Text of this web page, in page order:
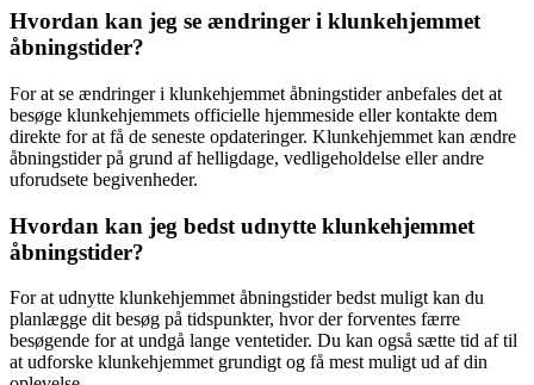
Hvordan kan jeg se ændringer i klunkehjemmet
åbningstider?
For at se ændringer i klunkehjemmet åbningstider anbefales det at
besøge klunkehjemmets officielle hjemmeside eller kontakte dem
direkte for at få de seneste opdateringer. Klunkehjemmet kan ændre
åbningstider på grund af helligdage, vedligeholdelse eller andre
uforudsete begivenheder.
Hvordan kan jeg bedst udnytte klunkehjemmet
åbningstider?
For at udnytte klunkehjemmet åbningstider bedst muligt kan du
planlægge dit besøg på tidspunkter, hvor der forventes færre
besøgende for at undgå lange ventetider. Du kan også sætte tid af til
at udforske klunkehjemmet grundigt og få mest muligt ud af din